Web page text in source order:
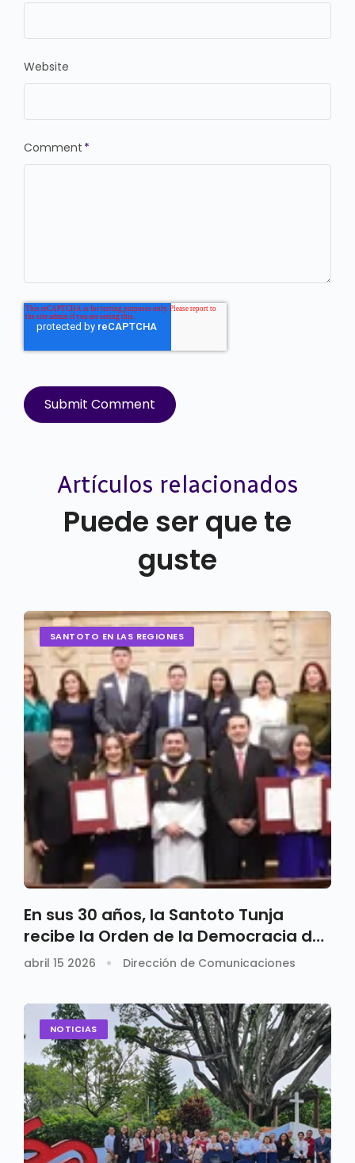
Website
Comment *
Artículos relacionados
Puede ser que te
guste
SANTOTO EN LAS REGIONES
En sus 30 años, la Santoto Tunja
recibe la Orden de la Democracia del
Congreso de la República
abril 15 2026 Dirección de Comunicaciones
NOTICIAS